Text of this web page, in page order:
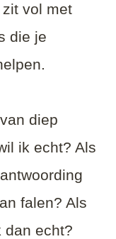
vol met
die je
diep
ik echt? Als
falen? Als
dan echt?